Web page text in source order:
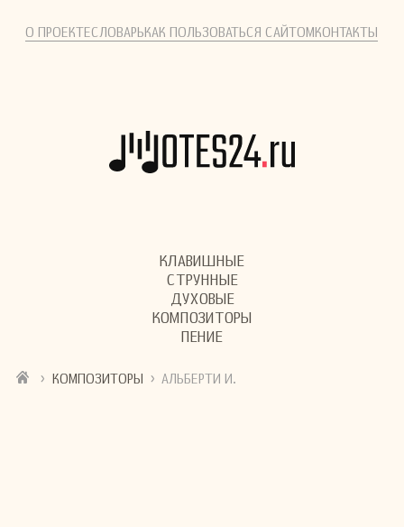
О ПРОЕКТЕСЛОВАРЬКАК ПОЛЬЗОВАТЬСЯ САЙТОМКОНТАКТЫ
КЛАВИШНЫЕ
СТРУННЫЕ
ДУХОВЫЕ
КОМПОЗИТОРЫ
ПЕНИЕ
› КОМПОЗИТОРЫ › АЛЬБЕРТИ И.